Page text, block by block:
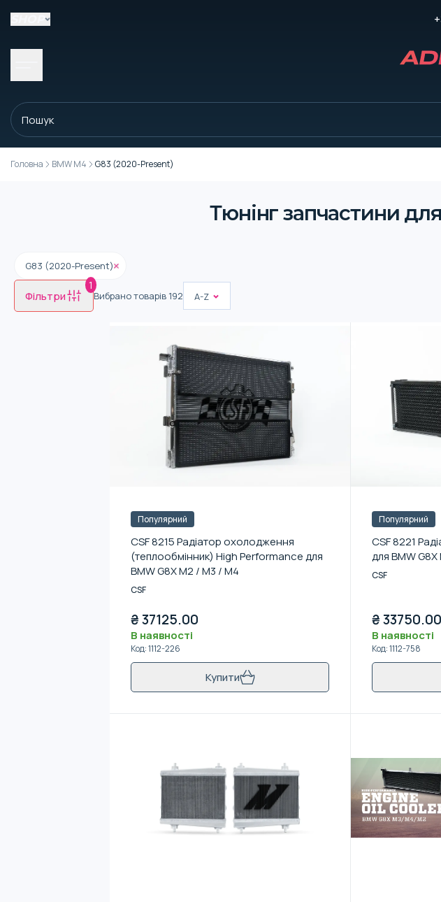
Головна BMW M4 G83 (2020-Present)
Тюнінг запчастини
G83 (2020-Present)
Фільтри
1
Вибрано товарів 192 A-Z
Популярний
CSF 8215 Радіатор охолодження
(теплообмінник) High Performance для
BMW G8X M2 / M3 / M4
CSF
₴37125.00
В наявності
Код:1112-226
Купити
Популярний
CSF 8221
для BMW
CSF
₴33750.00
В наявності
Код:1112-758